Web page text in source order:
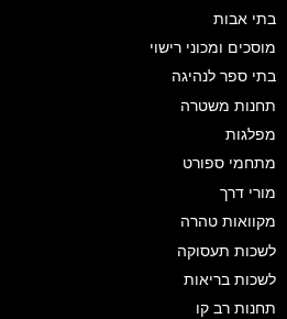
בתי אבות
מוסכים ומכוני רישוי
בתי ספר לנהיגה
תחנות משטרה
מפלגות
מתחמי ספורט
מורי דרך
מקוואות טהרה
לשכות תעסוקה
לשכות בריאות
תחנות רב קו